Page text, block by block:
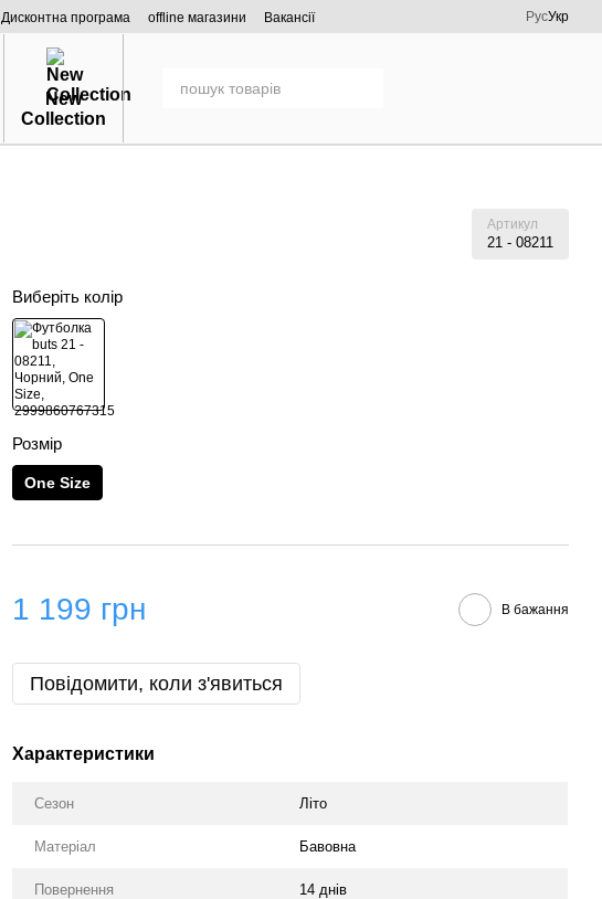
Дисконтна програма offline магазини
Вакансії
РусУкр
New
Collection
Артикул
21 - 08211
Виберіть колір
Розмір
One Size
1 199 грн В бажання
Повідомити, коли з'явиться
Характеристики
Сезон Літо
Матеріал Бавовна
Повернення 14 днів